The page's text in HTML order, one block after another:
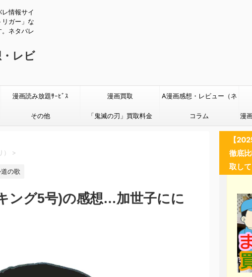
情報サイ
リガー」な
ネタバレ
レビ
漫画読み放題ｻｰﾋﾞｽ 漫画買取 A漫画感想・レビュー（ネ
タバレあり）
その他 「鬼滅の刃」買取料金 コラム 漫
>
の歌
ング5号)の感想…加世子にに
【
徹底
取し